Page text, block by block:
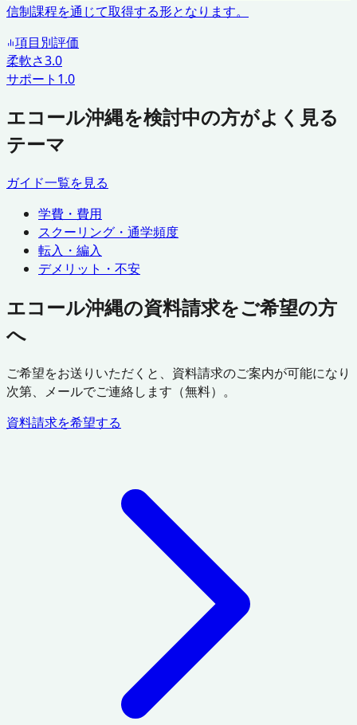
信制課程を通じて取得する形となります。
項目別評価
柔軟さ3.0
サポート 1.0
エコール沖縄を検討中の方がよく見る
テーマ
ガイド一覧を見る
学費・費用
スクーリング・通学頻度
転入・編入
デメリット・不安
エコール沖縄の資料請求をご希望の方
へ
ご希望をお送りいただくと、資料請求のご案内が可能になり
次第、メールでご連絡します（無料）。
資料請求を希望する